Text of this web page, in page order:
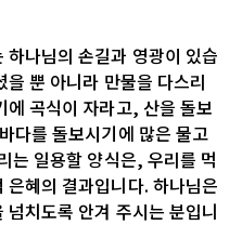
나님의 손길과 영광이 있습
뿐 아니라 만물을 다스리
곡식이 자라고, 산을 돌보
다를 돌보시기에 많은 물고
는 일용할 양식은, 우리를 먹
혜의 결과입니다. 하나님은
치도록 안겨 주시는 분입니